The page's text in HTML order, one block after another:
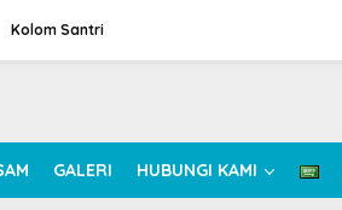
Kolom Santri
GALERI HUBUNGI KAMI